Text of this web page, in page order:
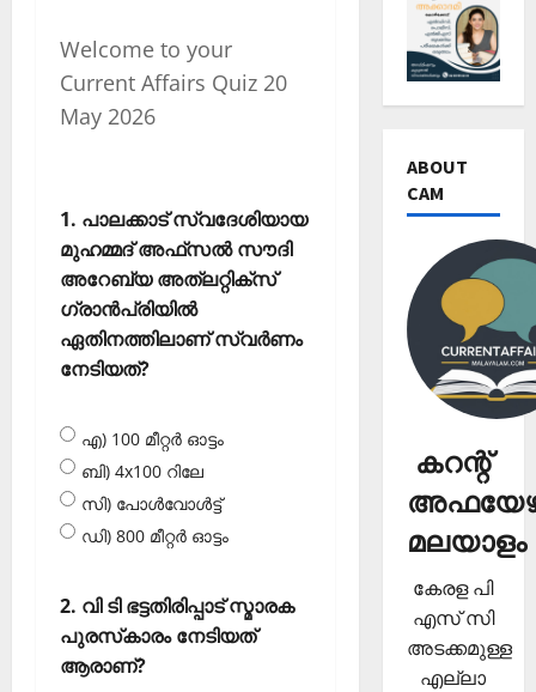
Welcome to your
Current Affairs Quiz 20
May 2026
1. പാലക്കാട് സ്വദേശിയായ
മുഹമ്മദ് അഫ്‌സല്‍ സൗദി
അറേബ്യ അത്‌ലറ്റിക്‌സ്
ഗ്രാന്‍പ്രിയില്‍
ഏതിനത്തിലാണ് സ്വര്‍ണം
നേടിയത്?
എ) 100 മീറ്റര്‍ ഓട്ടം
ബി) 4x100 റിലേ
സി) പോള്‍വോള്‍ട്ട്
ഡി) 800 മീറ്റര്‍ ഓട്ടം
2. വി ടി ഭട്ടതിരിപ്പാട് സ്മാരക
പുരസ്‌കാരം നേടിയത്
ആരാണ്?
ABOUT
CAM
കറന്റ്
മലയാളം
കേരള പി
എസ് സി
അടക്കമുള്ള
എല്ലാ